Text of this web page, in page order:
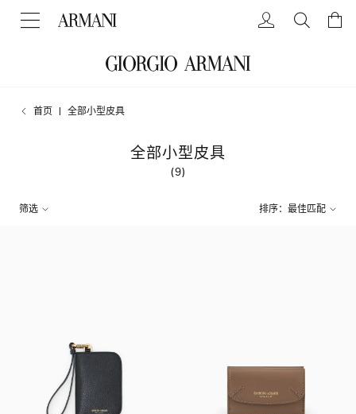
首页 全部小型皮具
全部小型皮具
(9)
筛选 排序：最佳匹配